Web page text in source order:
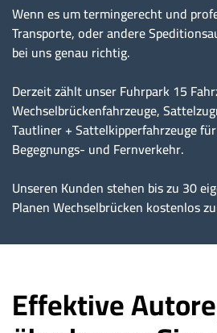
Wenn es um termingerecht und
Transporte, oder andere
bei uns genau richtig.
Derzeit zählt unser Fuhrpark 15
Wechselbrückenfahrzeuge,
Tautliner + Sattelkipperfahrzeuge
Begegnungs- und Fernverkehr.
Unseren Kunden stehen bis zu 30
Planen Wechselbrücken kostenlos
Effektive